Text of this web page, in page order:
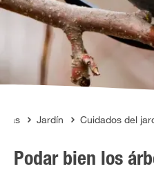
Consejos
Mundo Compo
Servicio
Quienes somos
Jardín Cuidados del
Podar bien los